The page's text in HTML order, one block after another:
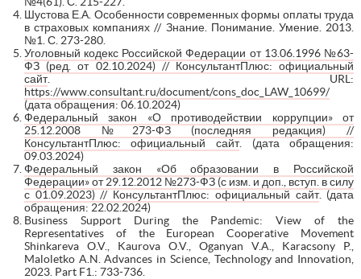
Шустова Е.А. Особенности современных формы оплаты труда
в страховых компаниях // Знание. Понимание. Умение. 2013.
№1. С. 273-280.
Уголовный кодекс Российской Федерации от 13.06.1996 №63-
ФЗ (ред. от 02.10.2024) // КонсультантПлюс: официальный
сайт. URL:
https://www.consultant.ru/document/cons_doc_LAW_10699/
(дата обращения: 06.10.2024)
Федеральный закон «О противодействии коррупции» от
25.12.2008 №273-ФЗ (последняя редакция) //
КонсультантПлюс: официальный сайт. (дата обращения:
09.03.2024)
Федеральный закон «Об образовании в Российской
Федерации» от 29.12.2012 №273-ФЗ (с изм. и доп., вступ. в силу
с 01.09.2023) // КонсультантПлюс: официальный сайт. (дата
обращения: 22.02.2024)
Business Support During the Pandemic: View of the
Representatives of the European Cooperative Movement
Shinkareva O.V., Kaurova O.V., Oganyan V.A., Karacsony P.,
Maloletko A.N. Advances in Science, Technology and Innovation,
2023. Part F1.: 733-736.